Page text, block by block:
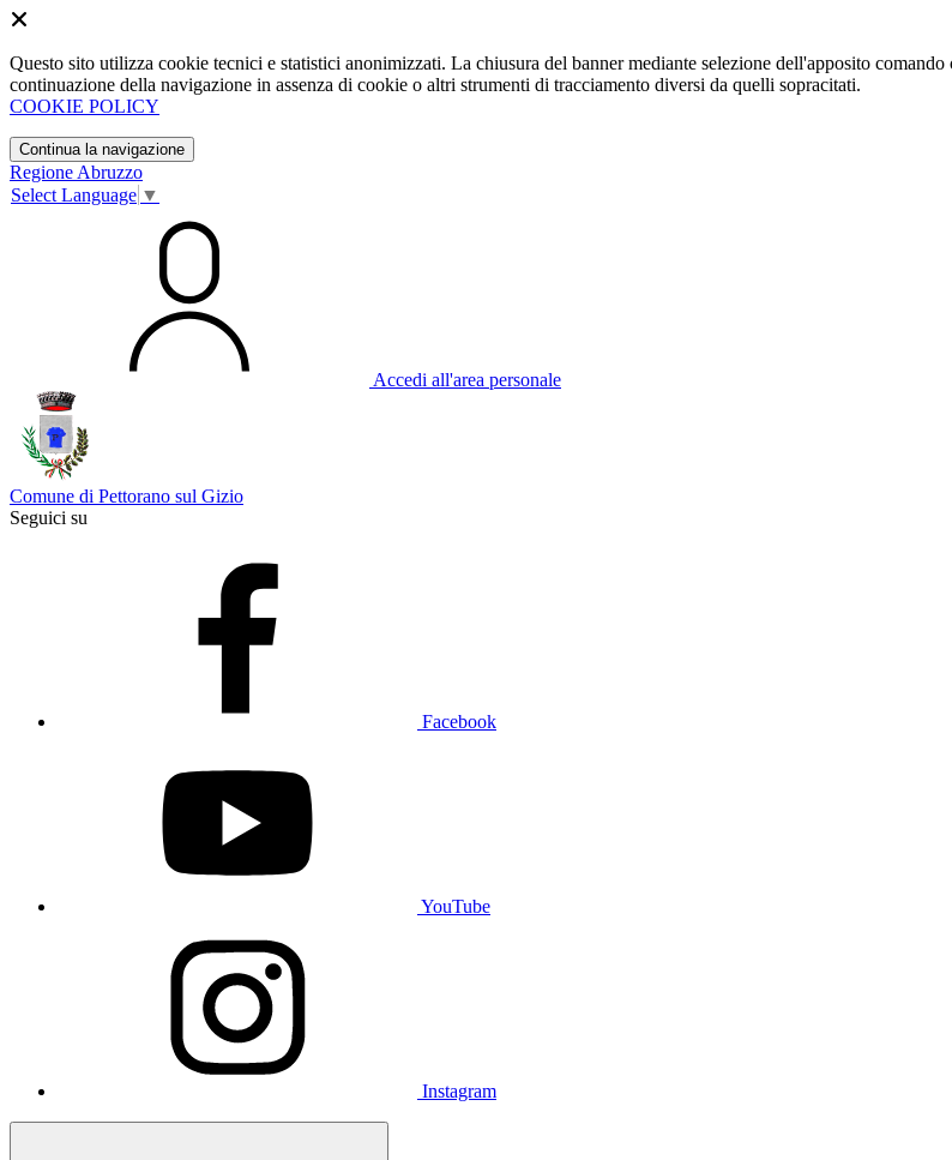
Questo sito utilizza cookie tecnici e statistici anonimizzati. La chiusura del banner mediante selezione dell'apposito
continuazione della navigazione in assenza di cookie o altri strumenti di tracciamento diversi da quelli sopracitati.
COOKIE POLICY
Continua la navigazione
Regione Abruzzo
Select Language ▼
Accedi all'area personale
Comune di Pettorano sul Gizio
Seguici su
Facebook
YouTube
Instagram